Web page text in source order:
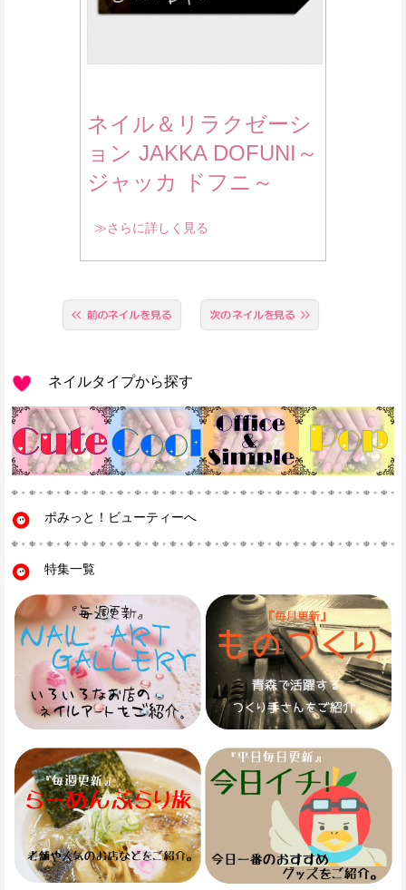
ネイル＆リラクゼーシ
ョン JAKKA DOFUNI～
ジャッカ ドフニ～
≫さらに詳しく見る
ネイルタイプから探す
ポみっと！ビューティーへ
特集一覧